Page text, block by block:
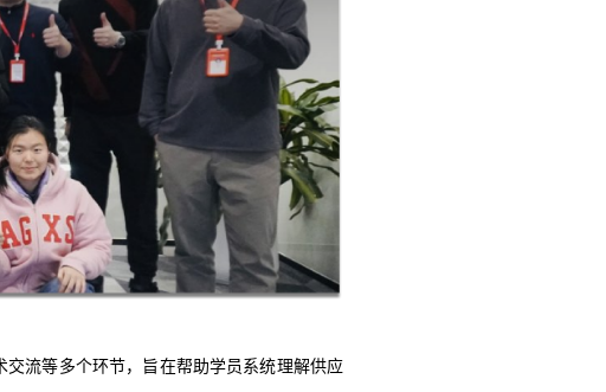
流等多个环节，旨在帮助学员系统理解供应